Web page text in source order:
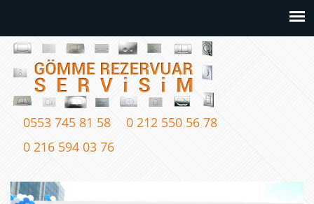
0553 745 81 58
0 212 550 56 78
0 216 594 03 76